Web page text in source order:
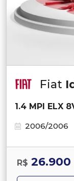
Fiat
1.4 MPI ELX
2006/2006
R$ 26.900